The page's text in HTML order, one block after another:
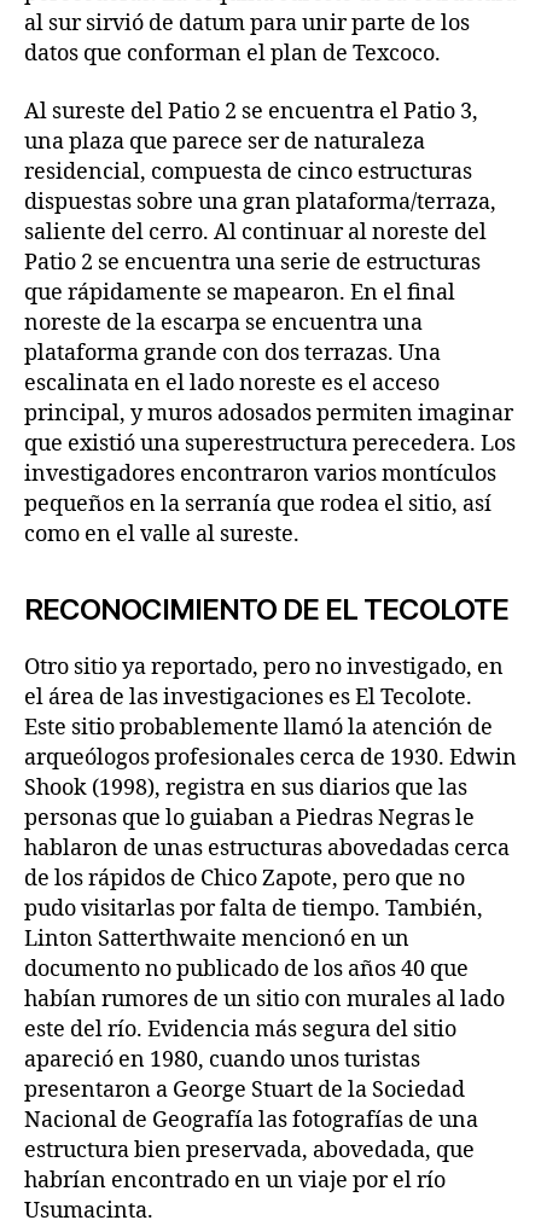
al sur sirvió de datum para unir parte de los
datos que conforman el plan de Texcoco.
Al sureste del Patio 2 se encuentra el Patio 3,
una plaza que parece ser de naturaleza
residencial, compuesta de cinco estructuras
dispuestas sobre una gran plataforma/terraza,
saliente del cerro. Al continuar al noreste del
Patio 2 se encuentra una serie de estructuras
que rápidamente se mapearon. En el final
noreste de la escarpa se encuentra una
plataforma grande con dos terrazas. Una
escalinata en el lado noreste es el acceso
principal, y muros adosados permiten imaginar
que existió una superestructura perecedera. Los
investigadores encontraron varios montículos
pequeños en la serranía que rodea el sitio, así
como en el valle al sureste.
RECONOCIMIENTO DE EL TECOLOTE
Otro sitio ya reportado, pero no investigado, en
el área de las investigaciones es El Tecolote.
Este sitio probablemente llamó la atención de
arqueólogos profesionales cerca de 1930. Edwin
Shook (1998), registra en sus diarios que las
personas que lo guiaban a Piedras Negras le
hablaron de unas estructuras abovedadas cerca
de los rápidos de Chico Zapote, pero que no
pudo visitarlas por falta de tiempo. También,
Linton Satterthwaite mencionó en un
documento no publicado de los años 40 que
habían rumores de un sitio con murales al lado
este del río. Evidencia más segura del sitio
apareció en 1980, cuando unos turistas
presentaron a George Stuart de la Sociedad
Nacional de Geografía las fotografías de una
estructura bien preservada, abovedada, que
habrían encontrado en un viaje por el río
Usumacinta.